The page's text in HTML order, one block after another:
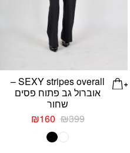
SEXY stripes overall –
אוברול גב פתוח פסים
שחור
₪399
המחיר
המקורי
היה:
₪160